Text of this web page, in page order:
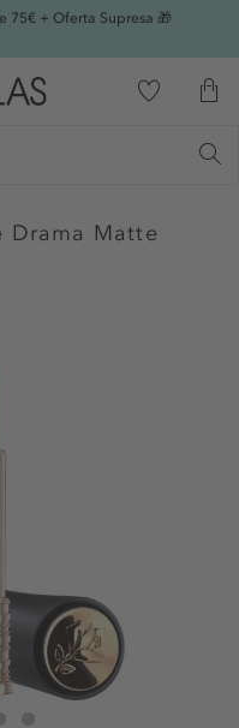
75€ + Oferta Supresa 🎁
Drama Matte
Rouge Drama Matte